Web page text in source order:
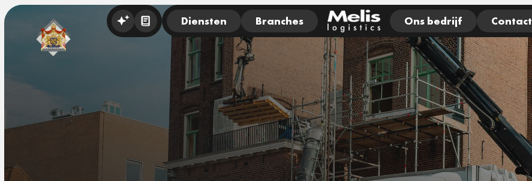
Diensten Branches Ons bedrijf Contact